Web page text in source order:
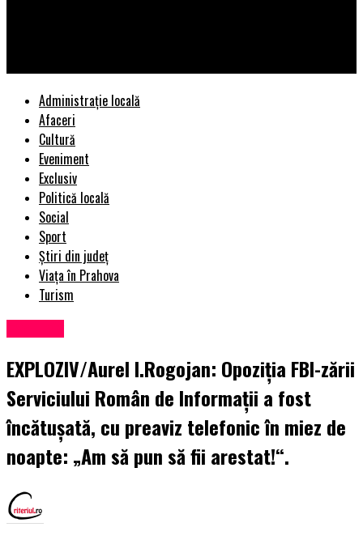
Administrație locală
Afaceri
Cultură
Eveniment
Exclusiv
Politică locală
Social
Sport
Știri din județ
Viața în Prahova
Turism
EXPLOZIV/Aurel I.Rogojan: Opoziția FBI-zării
Serviciului Român de Informații a fost
încătușată, cu preaviz telefonic în miez de
noapte: „Am să pun să fii arestat!“.